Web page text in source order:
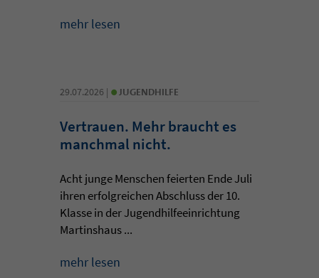
mehr lesen
29.07.2026 | • JUGENDHILFE
Vertrauen. Mehr braucht es
manchmal nicht.
Acht junge Menschen feierten Ende Juli
ihren erfolgreichen Abschluss der 10.
Klasse in der Jugendhilfeeinrichtung
Martinshaus ...
mehr lesen